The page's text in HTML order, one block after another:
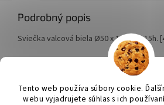
Tento web používa súbory cookie.
webu vyjadrujete súhlas s ich
Podrobný popis
Sviečka valcová biela Ø50 x 100 mm 15h.
Vytvoril